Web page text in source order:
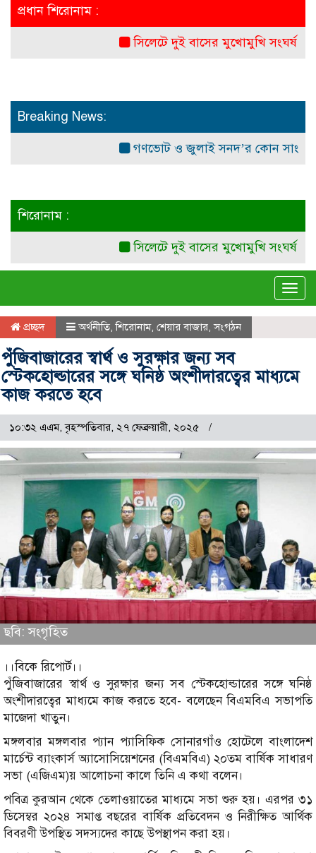
প্রধান শিরোনাম :
সিলেটে দুই বাসের মুখোমুখি সংঘর্ষ: নিহত ৭
Breaking News:
গণভোট ও জুলাই সনদ’র কোন
শিরোনাম :
সিলেটে দুই বাসের মুখোমুখি সংঘর্ষ: নিহত ৭
প্রচ্ছদ অর্থনীতি,শিরোনাম, শেয়ার বাজার,সংগঠন
পুঁজিবাজারের স্বার্থ ও সুরক্ষার জন্য সব
স্টেকহোল্ডারের সঙ্গে ঘনিষ্ঠ অংশীদারত্বের মাধ্যমে
কাজ করতে হবে
১০:৩২ এএম, বৃহস্পতিবার, ২৭ ফেব্রুয়ারী, ২০২৫
ছবি: সংগৃহিত
।।বিকে রিপোর্ট।।
পুঁজিবাজারের স্বার্থ ও সুরক্ষার জন্য সব স্টেকহোল্ডারের সঙ্গে ঘনিষ্ঠ
অংশীদারত্বের মাধ্যমে কাজ করতে হবে- বলেছেন বিএমবিএ সভাপতি
মাজেদা খাতুন।
মঙ্গলবার মঙ্গলবার প্যান প্যাসিফিক সোনারগাঁও হোটেলে বাংলাদেশ
মার্চেন্ট ব্যাংকার্স অ্যাসোসিয়েশনের (বিএমবিএ) ২০তম বার্ষিক সাধারণ
সভা (এজিএম)য় আলোচনা কালে তিনি এ কথা বলেন।
পবিত্র কুরআন থেকে তেলাওয়াতের মাধ্যমে সভা শুরু হয়। এরপর ৩১
ডিসেম্বর ২০২৪ সমাপ্ত বছরের বার্ষিক প্রতিবেদন ও নিরীক্ষিত আর্থিক
বিবরণী উপস্থিত সদস্যদের কাছে উপস্থাপন করা হয়।